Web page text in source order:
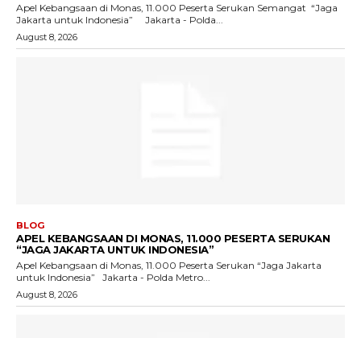
Apel Kebangsaan di Monas, 11.000 Peserta Serukan Semangat “Jaga
Jakarta untuk Indonesia” Jakarta - Polda...
August 8, 2026
BLOG
APEL KEBANGSAAN DI MONAS, 11.000 PESERTA SERUKAN
“JAGA JAKARTA UNTUK INDONESIA”
Apel Kebangsaan di Monas, 11.000 Peserta Serukan “Jaga Jakarta
untuk Indonesia” Jakarta - Polda Metro...
August 8, 2026